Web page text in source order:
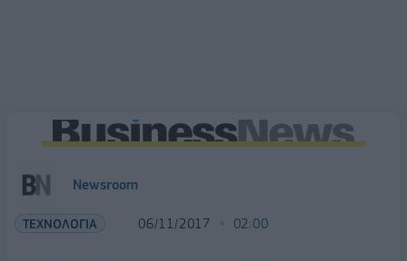
Newsroom
ΤΕΧΝΟΛΟΓΙΑ 06/11/2017 02:00